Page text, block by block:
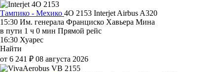
Тампико - Мехико 4O 2153 Interjet Airbus A320
15:30 Им. генерала Франциско Хавьера Мина
в пути 1 ч 0 мин Прямой рейс
16:30 Хуарес
Найти
от 6 241 ₽ 08 августа 2026